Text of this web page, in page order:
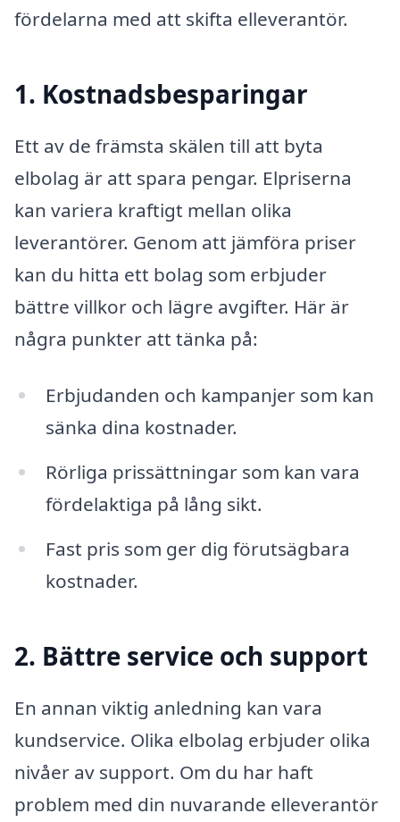
fördelarna med att skifta elleverantör.
1. Kostnadsbesparingar
Ett av de främsta skälen till att byta
elbolag är att spara pengar. Elpriserna
kan variera kraftigt mellan olika
leverantörer. Genom att jämföra priser
kan du hitta ett bolag som erbjuder
bättre villkor och lägre avgifter. Här är
några punkter att tänka på:
Erbjudanden och kampanjer som kan
sänka dina kostnader.
Rörliga prissättningar som kan vara
fördelaktiga på lång sikt.
Fast pris som ger dig förutsägbara
kostnader.
2. Bättre service och support
En annan viktig anledning kan vara
kundservice. Olika elbolag erbjuder olika
nivåer av support. Om du har haft
problem med din nuvarande elleverantör